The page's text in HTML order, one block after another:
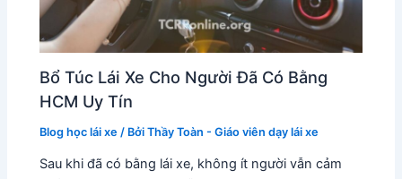
Bổ Túc Lái Xe Cho Người Đã Có Bằng
HCM Uy Tín
Blog học lái xe / BởiThầy Toàn - Giáo viên dạy lái xe
Sau khi đã có bằng lái xe, không ít người vẫn cảm